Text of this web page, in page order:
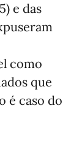
e das
como
que
é caso do